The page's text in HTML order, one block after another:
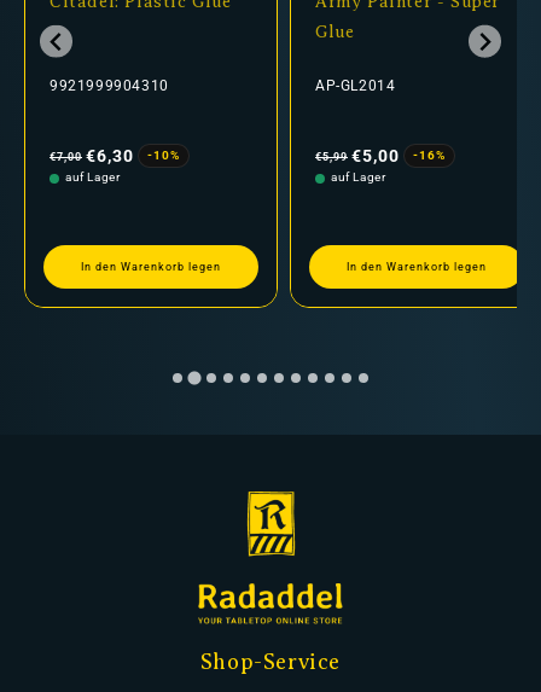
9921999904310
Preis
€7,00 €6,30
-10%
auf Lager
In den Warenkorb legen
Glue
AP-GL2014
Preis
€5,99 €5,00
-16%
auf Lager
In den Warenkorb legen
Shop-Service